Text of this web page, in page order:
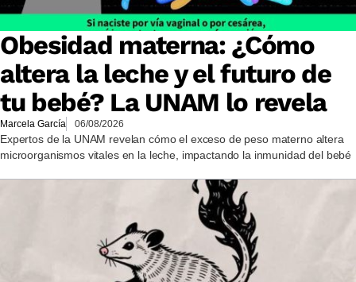
Obesidad materna: ¿Cómo
altera la leche y el futuro de
tu bebé? La UNAM lo revela
Marcela García 06/08/2026
Expertos de la UNAM revelan cómo el exceso de peso materno altera
microorganismos vitales en la leche, impactando la inmunidad del bebé